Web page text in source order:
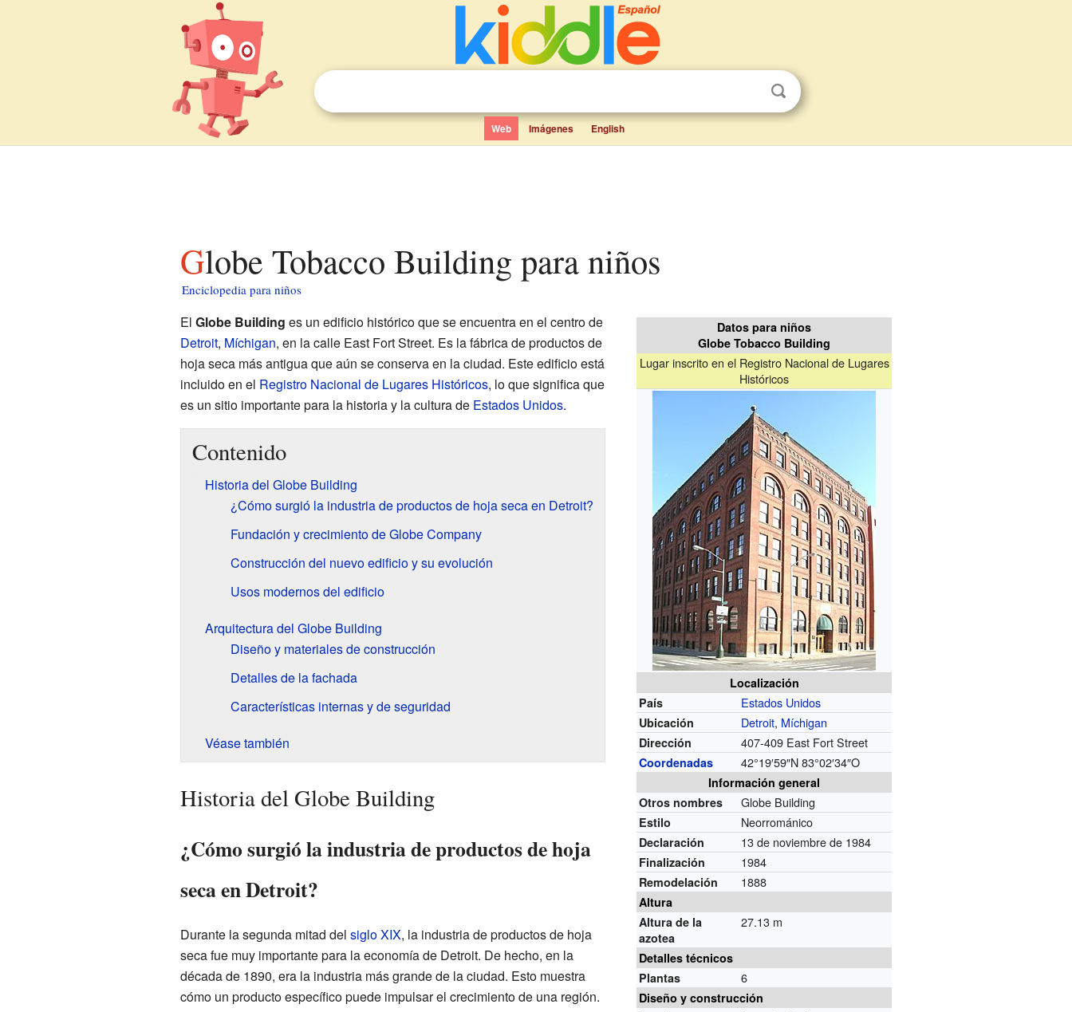
Web Imágenes English
Globe Tobacco Building para niños
Enciclopedia para niños
Datos para niños
Globe Tobacco Building
Lugar inscrito en el Registro Nacional de Lugares
Históricos
Localización
País
Estados Unidos
Ubicación Detroit, Míchigan
Dirección 407-409 East Fort Street
Coordenadas 42°19′59″N 83°02′34″O
Información general
Otros nombres
Globe Building
Estilo Neorrománico
Declaración 13 de noviembre de 1984
Finalización 1984
Remodelación 1888
Altura
Altura de la
azotea
27.13 m
Detalles técnicos
Plantas
6
Diseño y construcción
El Globe Building es un edificio histórico que se encuentra en el centro de
Detroit, Míchigan, en la calle East Fort Street. Es la fábrica de productos de
hoja seca más antigua que aún se conserva en la ciudad. Este edificio está
incluido en el Registro Nacional de Lugares Históricos, lo que significa que
es un sitio importante para la historia y la cultura de Estados Unidos.
Contenido
Historia del Globe Building
¿Cómo surgió la industria de productos de hoja seca en Detroit?
Fundación y crecimiento de Globe Company
Construcción del nuevo edificio y su evolución
Usos modernos del edificio
Arquitectura del Globe Building
Diseño y materiales de construcción
Detalles de la fachada
Características internas y de seguridad
Véase también
Historia del Globe Building
¿Cómo surgió la industria de productos de hoja
seca en Detroit?
Durante la segunda mitad del siglo XIX, la industria de productos de hoja
seca fue muy importante para la economía de Detroit. De hecho, en la
década de 1890, era la industria más grande de la ciudad. Esto muestra
cómo un producto específico puede impulsar el crecimiento de una región.